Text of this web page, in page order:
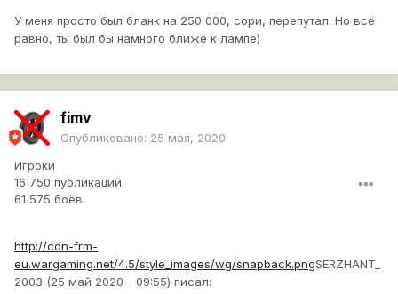
У меня просто был бланк на 250 000, сори, перепутал. Но всё
равно, ты был бы намного ближе к лампе)
fimv
Опубликовано: 25 мая, 2020
Игроки
16 750 публикаций
61 575 боёв
http://cdn-frm-
eu.wargaming.net/4.5/style_images/wg/snapback.pngSERZHANT_
2003 (25 май 2020 - 09:55) писал: